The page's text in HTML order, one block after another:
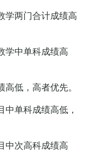
学两门合计成绩高
学中单科成绩高
低，高者优先。
单科成绩高低，
中次高科成绩高